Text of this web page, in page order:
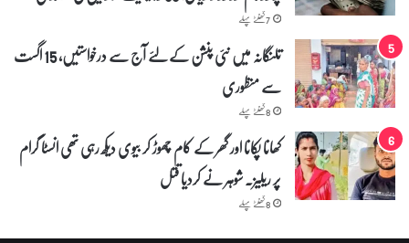
ف
ا
ظ
7 گھنٹے پہلے
تلنگانہ میں نئی پنشن کے لئے آج سے درخواستیں، 15 اگست
سے منظوری
8 گھنٹے پہلے
کھانا پکانا اور گھر کے کام چھوڑ کر بیوی دیکھ رہی تھی انسٹا گرام
پر ریلیز۔ شوہر نے کردیا قتل
8 گھنٹے پہلے